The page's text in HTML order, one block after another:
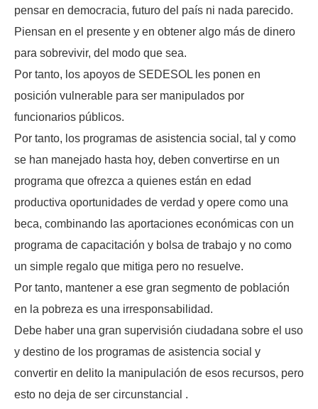
pensar en democracia, futuro del país ni nada parecido.
Piensan en el presente y en obtener algo más de dinero
para sobrevivir, del modo que sea.
Por tanto, los apoyos de SEDESOL les ponen en
posición vulnerable para ser manipulados por
funcionarios públicos.
Por tanto, los programas de asistencia social, tal y como
se han manejado hasta hoy, deben convertirse en un
programa que ofrezca a quienes están en edad
productiva oportunidades de verdad y opere como una
beca, combinando las aportaciones económicas con un
programa de capacitación y bolsa de trabajo y no como
un simple regalo que mitiga pero no resuelve.
Por tanto, mantener a ese gran segmento de población
en la pobreza es una irresponsabilidad.
Debe haber una gran supervisión ciudadana sobre el uso
y destino de los programas de asistencia social y
convertir en delito la manipulación de esos recursos, pero
esto no deja de ser circunstancial .